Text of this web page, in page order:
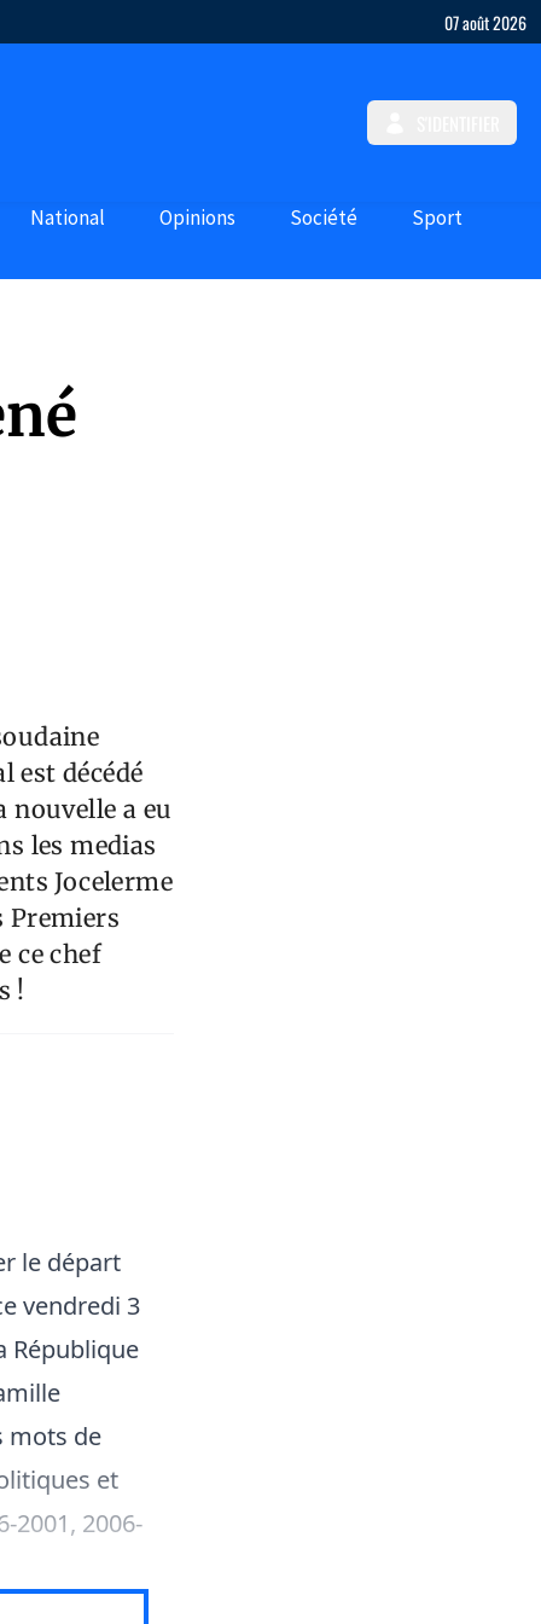
07 août 2026
National Opinions Société Sport
est décédé
nouvelle a eu
les medias
Jocelerme
Premiers
ce chef
!
le départ
vendredi 3
République
mots de
et
2001, 2006-